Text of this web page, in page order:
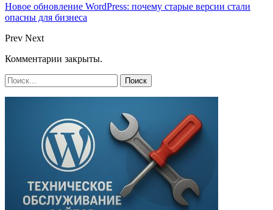
Новое обновление WordPress: почему старые версии стали
опасны для бизнеса
Prev Next
Комментарии закрыты.